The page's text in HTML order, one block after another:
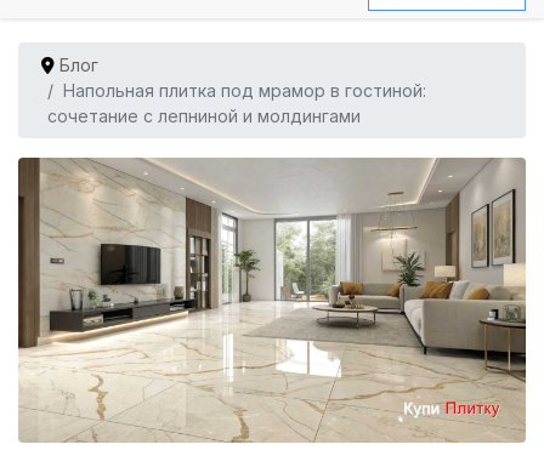
Блог
Напольная плитка под мрамор в гостиной:
сочетание с лепниной и молдингами